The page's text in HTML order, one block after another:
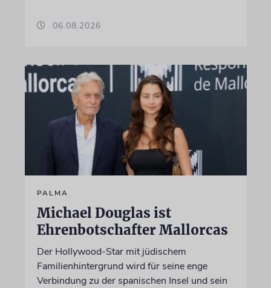
06.08.2026
PALMA
Michael Douglas ist
Ehrenbotschafter Mallorcas
Der Hollywood-Star mit jüdischem
Familienhintergrund wird für seine enge
Verbindung zu der spanischen Insel und sein